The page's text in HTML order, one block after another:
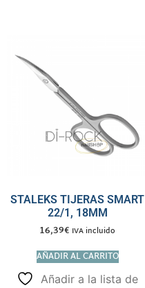
STALEKS TIJERAS SMART
22/1, 18MM
16,39€ IVA incluido
AÑADIR AL CARRITO
Añadir a la lista de